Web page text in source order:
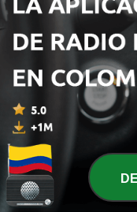
Sonido de Lluvia,
Relajante, Lluvia Suave,
Lluvia Nocturna,
Descanso Con